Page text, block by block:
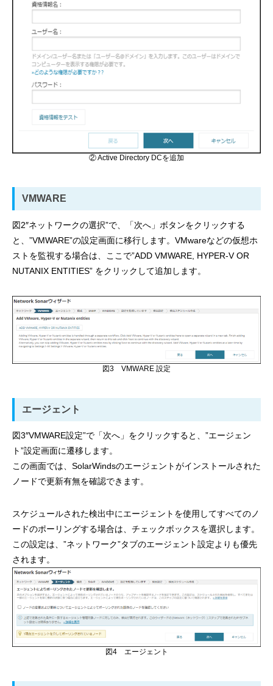
② Active Directory DCを追加
VMWARE
図2″ネットワークの選択”で、「次へ」ボタンをクリックする
と、”VMWARE”の設定画面に移行します。VMwareなどの仮想ホ
ストを監視する場合は、ここで”ADD VMWARE, HYPER-V OR
NUTANIX ENTITIES” をクリックして追加します。
図3 VMWARE 設定
エージェント
図3″VMWARE設定”で「次へ」をクリックすると、”エージェン
ト”設定画面に遷移します。
この画面では、SolarWindsのエージェントがインストールされた
ノードで更新有無を確認できます。
スケジュールされた検出中にエージェントを使用してすべてのノ
ードのポーリングする場合は、チェックボックスを選択します。
この設定は、”ネットワーク”タブのエージェント設定よりも優先
されます。
図4 エージェント